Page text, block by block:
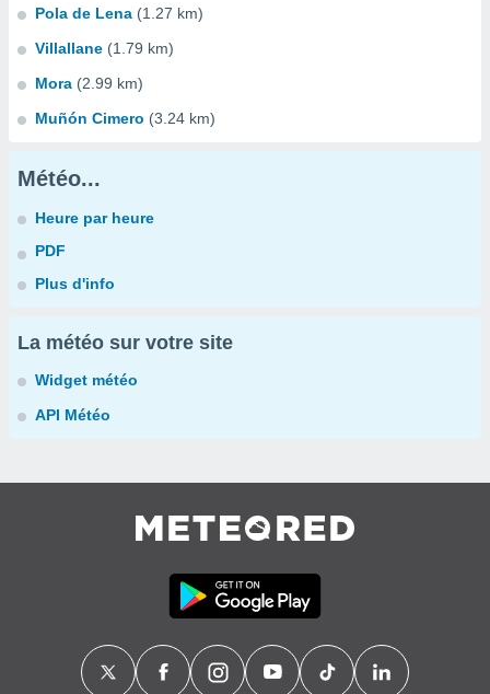
Pola de Lena (1.27 km)
Villallane (1.79 km)
Mora (2.99 km)
Muñón Cimero (3.24 km)
Météo...
Heure par heure
PDF
Plus d'info
La météo sur votre site
Widget météo
API Météo